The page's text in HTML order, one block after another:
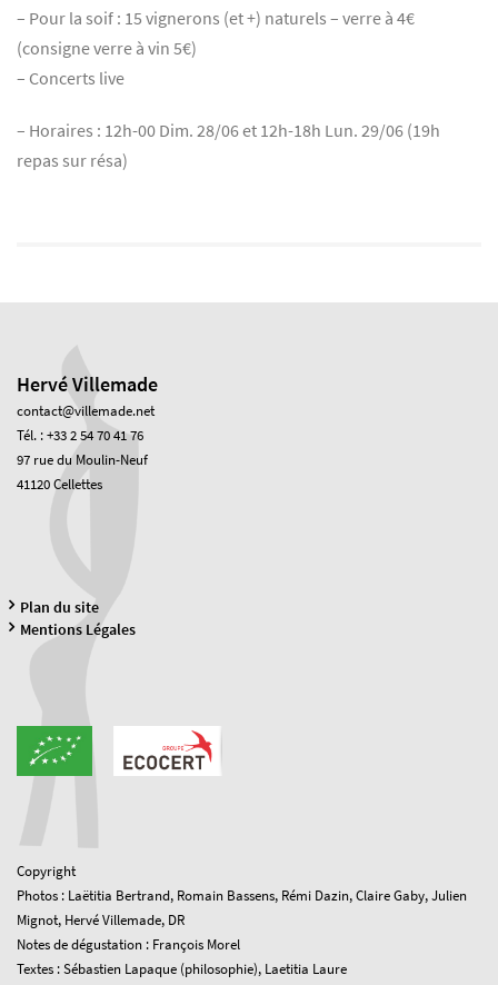
– Pour la soif : 15 vignerons (et +) naturels – verre à 4€
(consigne verre à vin 5€)
– Concerts live
– Horaires : 12h-00 Dim. 28/06 et 12h-18h Lun. 29/06 (19h
repas sur résa)
Hervé Villemade
contact@villemade.net
Tél. : +33 2 54 70 41 76
97 rue du Moulin-Neuf
41120 Cellettes
Plan du site
Mentions Légales
Copyright
Photos : Laëtitia Bertrand, Romain Bassens, Rémi Dazin, Claire Gaby, Julien
Mignot, Hervé Villemade, DR
Notes de dégustation : François Morel
Textes : Sébastien Lapaque (philosophie), Laetitia Laure